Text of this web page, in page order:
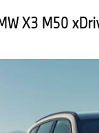
X3 M50